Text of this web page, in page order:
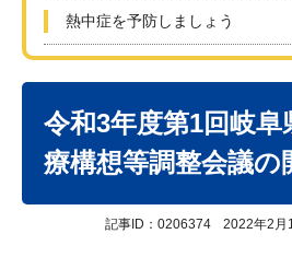
熱中症を予防しましょう
令和3年度第1回岐阜
療構想等調整会議の
記事ID：0206374 2022年2月